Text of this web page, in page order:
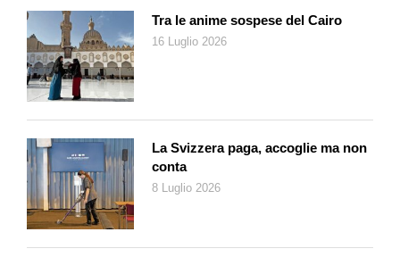
e intelligenti e ho capito che era scorretto non dare risposta ai
pazienti vaccino-esitanti». La via intrapresa dal dottor
Alessandro Diana è lunga un decennio, sa di grande
cambiamento e passa per la parola magica della
comunicazione: «I genitori vaccino-esitanti sono persone che
agiscono per il bene del loro bambino, hanno dubbi per i quali
meritano ascolto, dialogo e risposte adeguate».
La metacognizione altro non è che la «
Science of Thinking of
thinking »: dameta(dopo) e cognition
neuroscienze ci insegnano che tutti noi prendiamo un’infinità di
decisioni sulla base delle credenze. Quindi, si tratta di attivare
la corteccia pre-frontale per sviluppare le divergenze e porre
Tra le anime sospese del Cairo
16 Luglio 2026
La Svizzera paga, accoglie ma non
conta
8 Luglio 2026